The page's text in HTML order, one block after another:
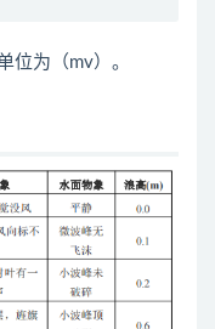
位为（mv）。